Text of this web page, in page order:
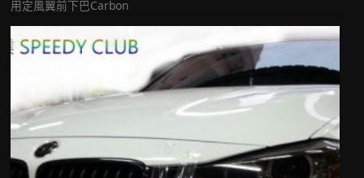
用定風翼前下巴Carbon